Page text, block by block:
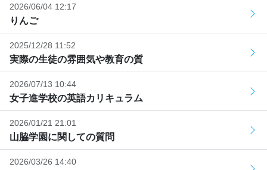
2026/06/04 12:17
りんご
2025/12/28 11:52
実際の生徒の雰囲気や教育の質
2026/07/13 10:44
女子進学校の英語カリキュラム
2026/01/21 21:01
山脇学園に関しての質問
2026/03/26 14:40